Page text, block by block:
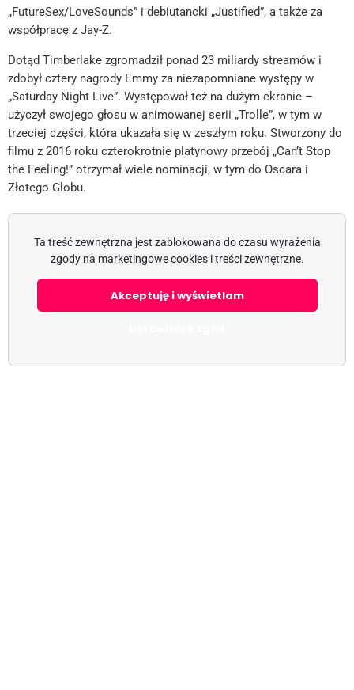
„FutureSex/LoveSounds” i debiutancki „Justified”, a także za
współpracę z Jay-Z.
Dotąd Timberlake zgromadził ponad 23 miliardy streamów i
zdobył cztery nagrody Emmy za niezapomniane występy w
„Saturday Night Live”. Występował też na dużym ekranie –
użyczył swojego głosu w animowanej serii „Trolle”, w tym w
trzeciej części, która ukazała się w zeszłym roku. Stworzony do
filmu z 2016 roku czterokrotnie platynowy przebój „Can’t Stop
the Feeling!” otrzymał wiele nominacji, w tym do Oscara i
Złotego Globu.
Ta treść zewnętrzna jest zablokowana do czasu wyrażenia
zgody na marketingowe cookies i treści zewnętrzne.
Akceptuję i wyświetlam